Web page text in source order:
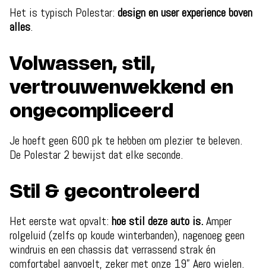
Het is typisch Polestar: design en user experience boven
alles.
Volwassen, stil,
vertrouwenwekkend en
ongecompliceerd
Je hoeft geen 600 pk te hebben om plezier te beleven.
De Polestar 2 bewijst dat elke seconde.
Stil & gecontroleerd
Het eerste wat opvalt: hoe stil deze auto is.Amper
rolgeluid (zelfs op koude winterbanden), nagenoeg geen
windruis en een chassis dat verrassend strak én
comfortabel aanvoelt, zeker met onze 19” Aero wielen.